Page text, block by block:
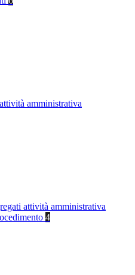
amministrativa
attività amministrativa
4